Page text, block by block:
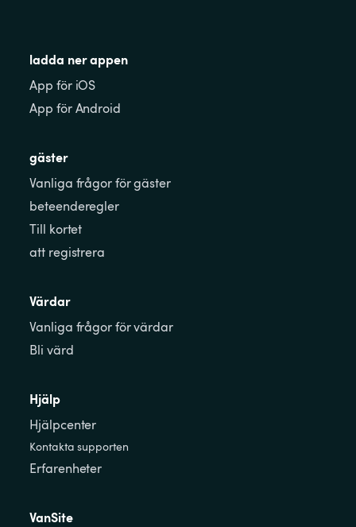
ladda ner appen
App för iOS
App för Android
gäster
Vanliga frågor för gäster
beteenderegler
Till kortet
att registrera
Värdar
Vanliga frågor för värdar
Bli värd
Hjälp
Hjälpcenter
Kontakta supporten
Erfarenheter
VanSite